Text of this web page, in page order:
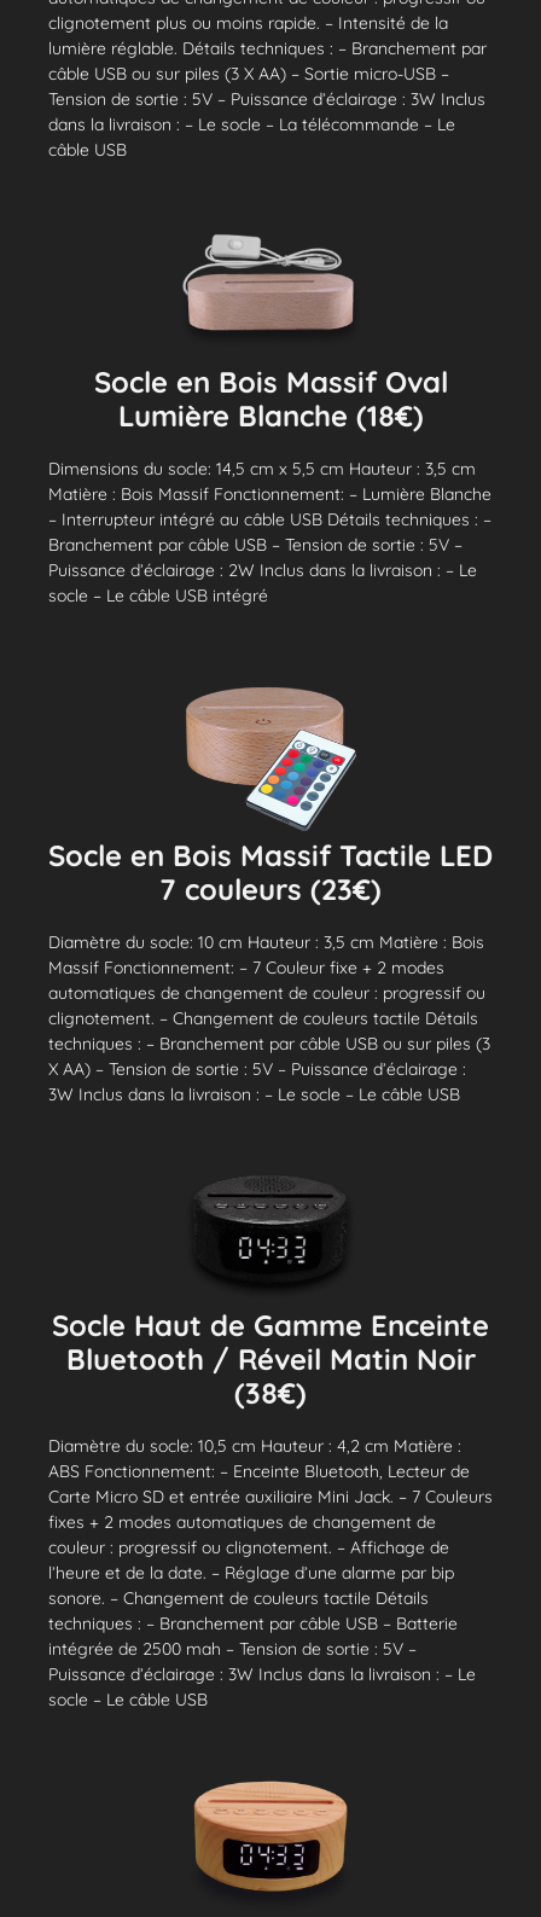
clignotement plus ou moins rapide. – Intensité de la
lumière réglable. Détails techniques : – Branchement par
câble USB ou sur piles (3 X AA) – Sortie micro-USB –
Tension de sortie : 5V – Puissance d’éclairage : 3W Inclus
dans la livraison : – Le socle – La télécommande – Le
câble USB
Socle en Bois Massif Oval
Lumière Blanche (18€)
Dimensions du socle: 14,5 cm x 5,5 cm Hauteur : 3,5 cm
Matière : Bois Massif Fonctionnement: – Lumière Blanche
– Interrupteur intégré au câble USB Détails techniques : –
Branchement par câble USB – Tension de sortie : 5V –
Puissance d’éclairage : 2W Inclus dans la livraison : – Le
socle – Le câble USB intégré
Socle en Bois Massif Tactile LED
7 couleurs (23€)
Diamètre du socle: 10 cm Hauteur : 3,5 cm Matière : Bois
Massif Fonctionnement: – 7 Couleur fixe + 2 modes
automatiques de changement de couleur : progressif ou
clignotement. – Changement de couleurs tactile Détails
techniques : – Branchement par câble USB ou sur piles (3
X AA) – Tension de sortie : 5V – Puissance d’éclairage :
3W Inclus dans la livraison : – Le socle – Le câble USB
Socle Haut de Gamme Enceinte
Bluetooth / Réveil Matin Noir
(38€)
Diamètre du socle: 10,5 cm Hauteur : 4,2 cm Matière :
ABS Fonctionnement: – Enceinte Bluetooth, Lecteur de
Carte Micro SD et entrée auxiliaire Mini Jack. – 7 Couleurs
fixes + 2 modes automatiques de changement de
couleur : progressif ou clignotement. – Affichage de
l’heure et de la date. – Réglage d’une alarme par bip
sonore. – Changement de couleurs tactile Détails
techniques : – Branchement par câble USB – Batterie
intégrée de 2500 mah – Tension de sortie : 5V –
Puissance d’éclairage : 3W Inclus dans la livraison : – Le
socle – Le câble USB